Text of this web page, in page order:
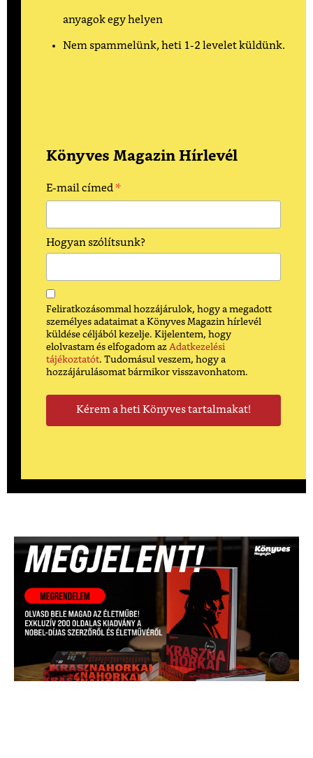
anyagok egy helyen
Nem spammelünk, heti 1-2 levelet küldünk.
Könyves Magazin Hírlevél
E-mail címed *
Hogyan szólítsunk?
Feliratkozásommal hozzájárulok, hogy a megadott
személyes adataimat a Könyves Magazin hírlevél
küldése céljából kezelje. Kijelentem, hogy
elolvastam és elfogadom az Adatkezelési
tájékoztatót. Tudomásul veszem, hogy a
hozzájárulásomat bármikor visszavonhatom.